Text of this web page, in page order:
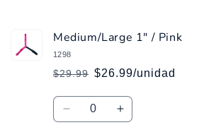
Medium/Large
1&quot;
Purple
Medium/Large
/
Purple
Medium/Large 1" / Pink
1298
Precio
habitual
$29.99
Precio
de
oferta
$26.99/unidad
Cantidad
Reducir
Aumentar